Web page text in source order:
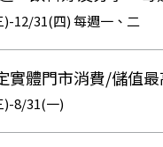
12/31(四) 每週一、二
體門市消費/儲值
)-8/31(一)